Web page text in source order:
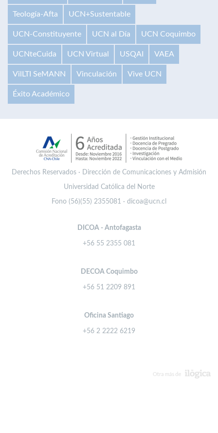
Teología-Afta UCN+Sustentable
UCN-Constituyente UCN al Día UCN Coquimbo
UCNteCuida UCN Virtual USQAI VAEA
VilLTI SeMANN Vinculación Vive UCN
Éxito Académico
Derechos Reservados · Dirección de Comunicaciones y Admisión
Universidad Católica del Norte
Fono (56)(55) 2355081 · dicoa@ucn.cl
DICOA - Antofagasta
+56 55 2355 081
DECOA Coquimbo
+56 51 2209 891
Oficina Santiago
+56 2 2222 6219